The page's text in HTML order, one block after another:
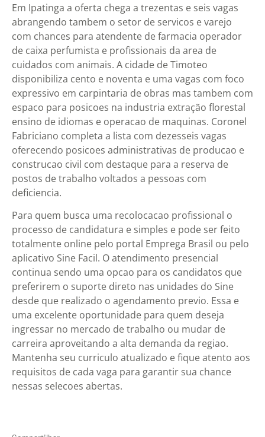
Em Ipatinga a oferta chega a trezentas e seis vagas
abrangendo tambem o setor de servicos e varejo
com chances para atendente de farmacia operador
de caixa perfumista e profissionais da area de
cuidados com animais. A cidade de Timoteo
disponibiliza cento e noventa e uma vagas com foco
expressivo em carpintaria de obras mas tambem com
espaco para posicoes na industria extração florestal
ensino de idiomas e operacao de maquinas. Coronel
Fabriciano completa a lista com dezesseis vagas
oferecendo posicoes administrativas de producao e
construcao civil com destaque para a reserva de
postos de trabalho voltados a pessoas com
deficiencia.
Para quem busca uma recolocacao profissional o
processo de candidatura e simples e pode ser feito
totalmente online pelo portal Emprega Brasil ou pelo
aplicativo Sine Facil. O atendimento presencial
continua sendo uma opcao para os candidatos que
preferirem o suporte direto nas unidades do Sine
desde que realizado o agendamento previo. Essa e
uma excelente oportunidade para quem deseja
ingressar no mercado de trabalho ou mudar de
carreira aproveitando a alta demanda da regiao.
Mantenha seu curriculo atualizado e fique atento aos
requisitos de cada vaga para garantir sua chance
nessas selecoes abertas.